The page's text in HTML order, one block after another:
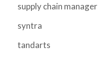
supply chain manager
syntra
tandarts